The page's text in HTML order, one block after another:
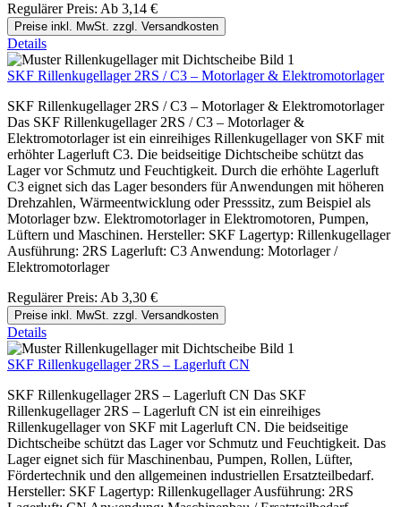
Regulärer Preis: Ab 3,14 €
Preise inkl. MwSt. zzgl. Versandkosten
Details
SKF Rillenkugellager 2RS / C3 – Motorlager & Elektromotorlager
SKF Rillenkugellager 2RS / C3 – Motorlager & Elektromotorlager
Das SKF Rillenkugellager 2RS / C3 – Motorlager &
Elektromotorlager ist ein einreihiges Rillenkugellager von SKF mit
erhöhter Lagerluft C3. Die beidseitige Dichtscheibe schützt das
Lager vor Schmutz und Feuchtigkeit. Durch die erhöhte Lagerluft
C3 eignet sich das Lager besonders für Anwendungen mit höheren
Drehzahlen, Wärmeentwicklung oder Presssitz, zum Beispiel als
Motorlager bzw. Elektromotorlager in Elektromotoren, Pumpen,
Lüftern und Maschinen. Hersteller: SKF Lagertyp: Rillenkugellager
Ausführung: 2RS Lagerluft: C3 Anwendung: Motorlager /
Elektromotorlager
Regulärer Preis: Ab 3,30 €
Preise inkl. MwSt. zzgl. Versandkosten
Details
SKF Rillenkugellager 2RS – Lagerluft CN
SKF Rillenkugellager 2RS – Lagerluft CN Das SKF
Rillenkugellager 2RS – Lagerluft CN ist ein einreihiges
Rillenkugellager von SKF mit Lagerluft CN. Die beidseitige
Dichtscheibe schützt das Lager vor Schmutz und Feuchtigkeit. Das
Lager eignet sich für Maschinenbau, Pumpen, Rollen, Lüfter,
Fördertechnik und den allgemeinen industriellen Ersatzteilbedarf.
Hersteller: SKF Lagertyp: Rillenkugellager Ausführung: 2RS